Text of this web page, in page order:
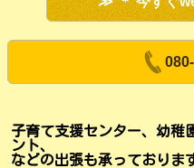
子育て支援センター、幼稚
ント、
などの出張も承っておりま